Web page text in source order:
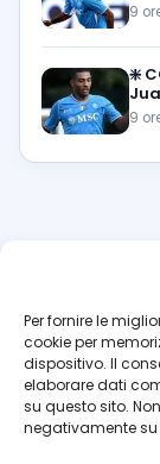
Per fornire le
cookie per
dispositivo. Il
elaborare dati
su questo sito.
negativamente
9
❇️
9
azzur
Il blog di
pagelle e
al Tribunale di
Perillo